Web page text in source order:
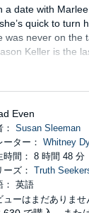
date with Marlee
quick to turn
was never on the
Keller is the
Even
： Susan Sleeman
ーター： Whitney
時間： 8 時間 48 分
ーズ： Truth
： 英語
ューはまだありませ